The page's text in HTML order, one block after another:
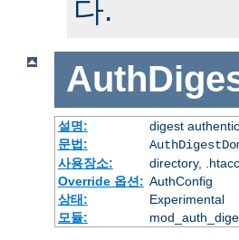
다.
설명:
digest
문법:
사용장소:
directory,
Override 옵션: AuthConfig
상태:
Experimental
모듈: